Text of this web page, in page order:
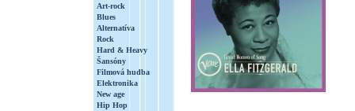
Art-rock
Blues
Alternatíva
Rock
Hard & Heavy
Šansóny
Filmová hudba
Elektronika
New age
Hip Hop